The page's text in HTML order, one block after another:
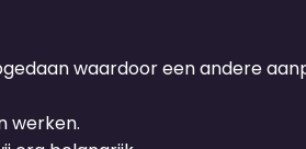
waardoor een andere
werken.